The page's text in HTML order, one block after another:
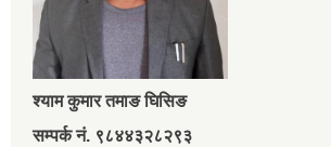
श्‍याम कुमार तमाङ घिसिङ
सम्पर्क नं. ९८४४३२८२९३